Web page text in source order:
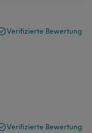
Verifizierte Bewertung
Verifizierte Bewertung